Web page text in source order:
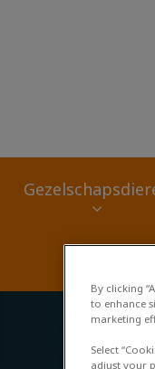
By clicking
to enhance
marketing
Select
adjust your